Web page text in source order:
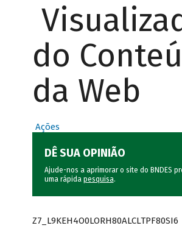
do
da Web
Ações
DÊ SUA OPINIÃO
Ajude-nos a aprimorar o site do BNDES
uma rápida pesquisa.
Z7_L9KEH4O0LORH80ALCLTPF80SI6